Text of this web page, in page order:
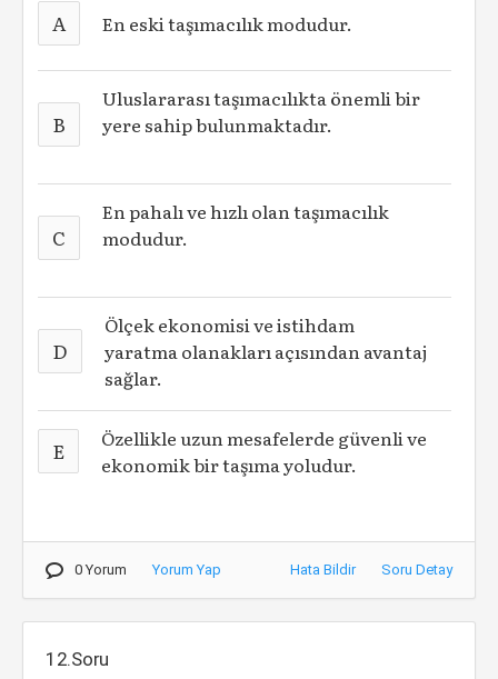
A En eski taşımacılık modudur.
B
Uluslararası taşımacılıkta önemli bir
yere sahip bulunmaktadır.
C
En pahalı ve hızlı olan taşımacılık
modudur.
D
Ölçek ekonomisi ve istihdam
yaratma olanakları açısından avantaj
sağlar.
E
Özellikle uzun mesafelerde güvenli ve
ekonomik bir taşıma yoludur.
0 Yorum Yorum Yap Hata Bildir Soru Detay
12.Soru